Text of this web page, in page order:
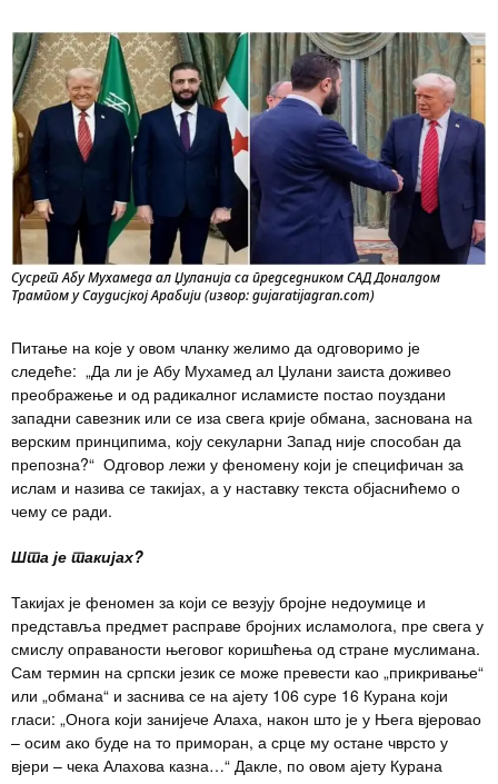
Сусрет Абу Мухамеда ал Џуланија са председником САД Доналдом
Трампом у Саудисјкој Арабији (извор: gujaratijagran.com)
Питање на које у овом чланку желимо да одговоримо је
следеће: „Да ли је Абу Мухамед ал Џулани заиста доживео
преображење и од радикалног исламисте постао поуздани
западни савезник или се иза свега крије обмана, заснована на
верским принципима, коју секуларни Запад није способан да
препозна?“ Одговор лежи у феномену који је специфичан за
ислам и назива се такијах, а у наставку текста објаснићемо о
чему се ради.
Шта је такијах?
Такијах је феномен за који се везују бројне недоумице и
представља предмет расправе бројних исламолога, пре свега у
смислу оправаности његовог коришћења од стране муслимана.
Сам термин на српски језик се може превести као „прикривање“
или „обмана“ и заснива се на ајету 106 суре 16 Курана који
гласи: „Онога који занијече Алаха, након што је у Њега вјеровао
– осим ако буде на то приморан, а срце му остане чврсто у
вјери – чека Алахова казна…“ Дакле, по овом ајету Курана